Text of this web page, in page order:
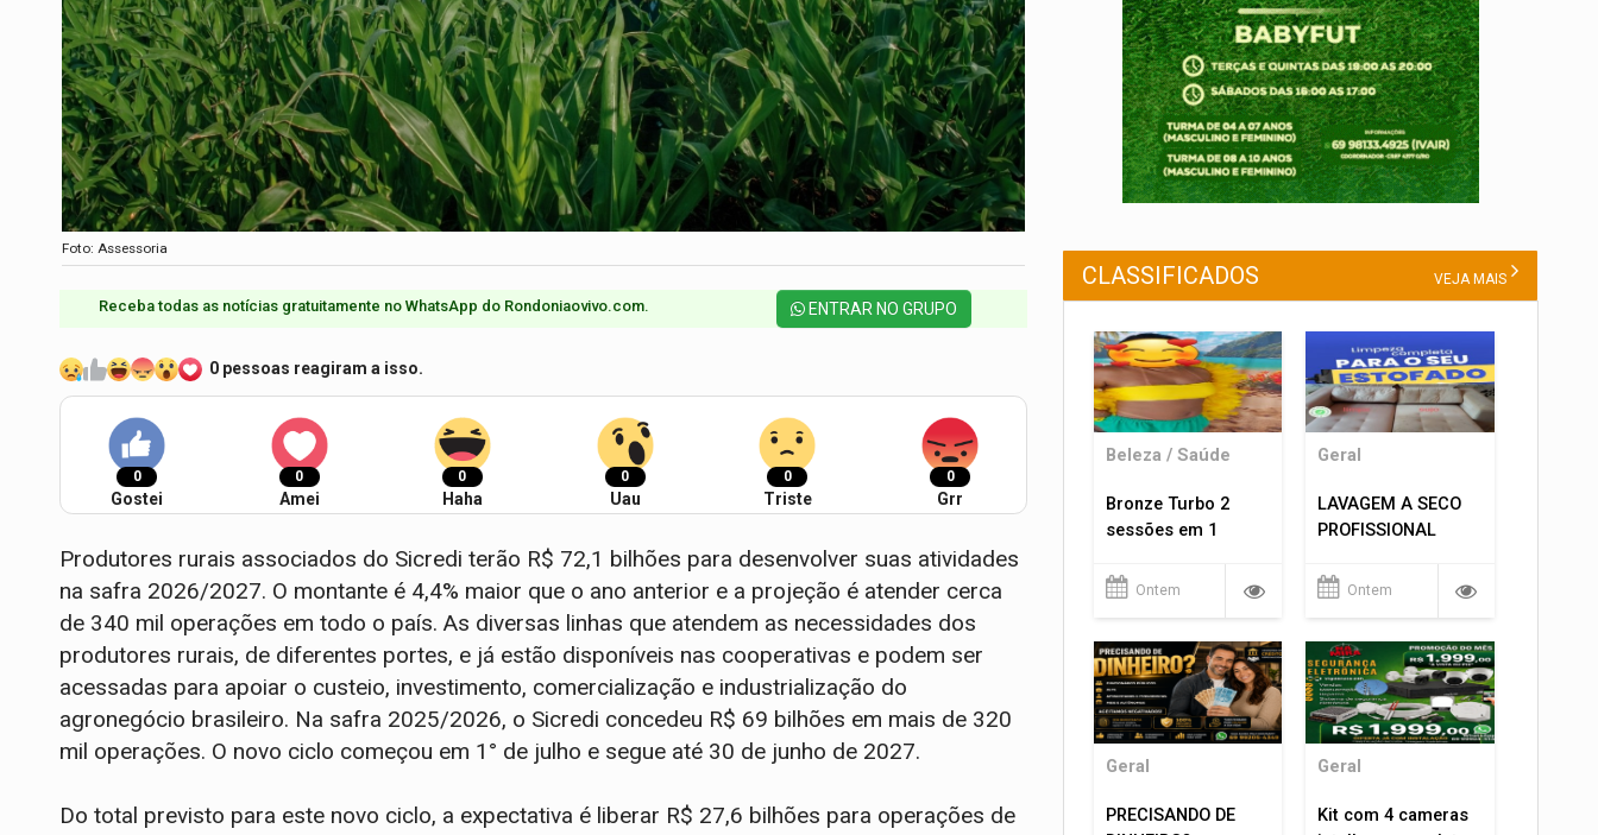
Foto: Assessoria
Receba todas as notícias gratuitamente no WhatsApp do Rondoniaovivo.com.​ ENTRAR NO GRUPO
0 pessoas reagiram a isso.
0
Gostei
0
Amei
0
Haha
0
Uau
0
Triste
0
Grr
Produtores rurais associados do Sicredi terão R$ 72,1 bilhões para desenvolver suas atividades
na safra 2026/2027. O montante é 4,4% maior que o ano anterior e a projeção é atender cerca
de 340 mil operações em todo o país. As diversas linhas que atendem as necessidades dos
produtores rurais, de diferentes portes, e já estão disponíveis nas cooperativas e podem ser
acessadas para apoiar o custeio, investimento, comercialização e industrialização do
agronegócio brasileiro. Na safra 2025/2026, o Sicredi concedeu R$ 69 bilhões em mais de 320
mil operações. O novo ciclo começou em 1° de julho e segue até 30 de junho de 2027.
Do total previsto para este novo ciclo, a expectativa é liberar R$ 27,6 bilhões para operações de
CLASSIFICADOS VEJA MAIS
Beleza / Saúde
Bronze Turbo 2
sessões em 1
Ontem
Geral
LAVAGEM A SECO
PROFISSIONAL
Ontem
Geral
PRECISANDO DE
Geral
Kit com 4 cameras